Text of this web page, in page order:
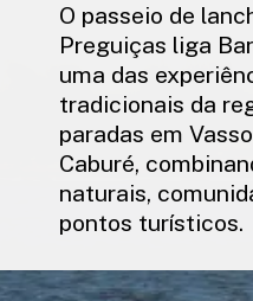
O passeio de
Preguiças liga
uma das
tradicionais da
paradas em
Caburé,
naturais,
pontos turísticos.